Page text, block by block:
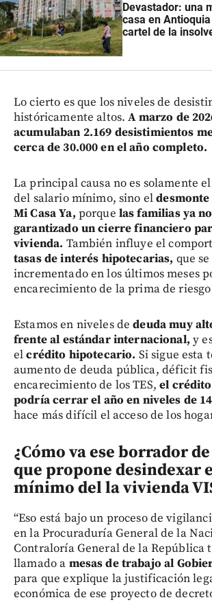
Devastador: una
casa en
cartel de la
Lo cierto es que los niveles de
históricamente altos.A marzo de
acumulaban 2.169 desistimientos
cerca de 30.000 en el año completo.
La principal causa no es solamente
del salario mínimo, sino el
Mi Casa Ya, porque las familias ya
garantizado un cierre financiero
vivienda. También influye el
tasas de interés hipotecarias, que
incrementado en los últimos meses
encarecimiento de la prima de
Estamos en niveles de deuda muy
frente al estándar internacional,y
elcrédito hipotecario. Si sigue esta
aumento de deuda pública, déficit
encarecimiento de los TES,el
podría cerrar el año en niveles de
hace más difícil el acceso de los
¿Cómo va ese borrador
que propone desindexar
mínimo del la vivienda
“Eso está bajo un proceso de
en la Procuraduría General de la
Contraloría General de la República
llamado a mesas de trabajo al
para que explique la justificación
económica de ese proyecto de